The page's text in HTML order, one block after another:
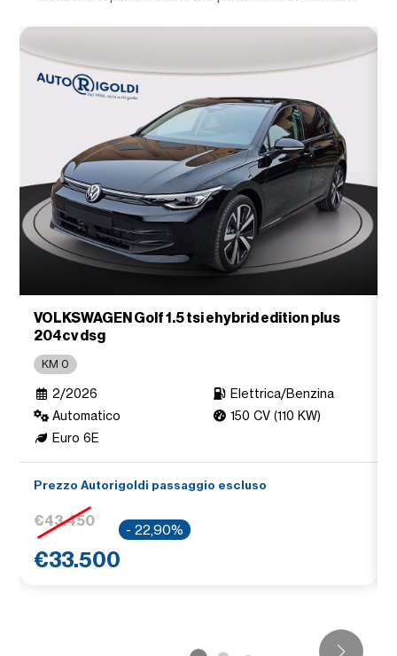
VOLKSWAGEN Golf 1.5 tsi ehybrid edition plus
204cv dsg
KM 0
2/2026
Elettrica/Benzina
Automatico
150 CV (110 KW)
Euro 6E
Prezzo Autorigoldi passaggio escluso
€43.450 - 22,90%
€33.500